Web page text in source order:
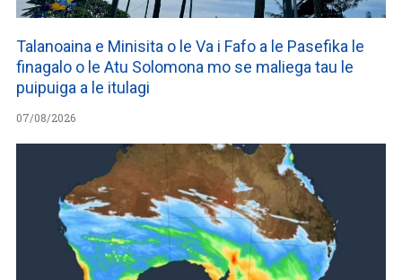
Talanoaina e Minisita o le Va i Fafo a le Pasefika le
finagalo o le Atu Solomona mo se maliega tau le
puipuiga a le itulagi
07/08/2026